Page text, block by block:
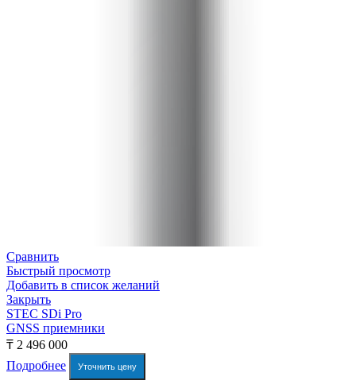
Сравнить
Быстрый просмотр
Добавить в список желаний
Закрыть
STEC SDi Pro
GNSS приемники
₸ 2 496 000
Подробнее
Уточнить цену